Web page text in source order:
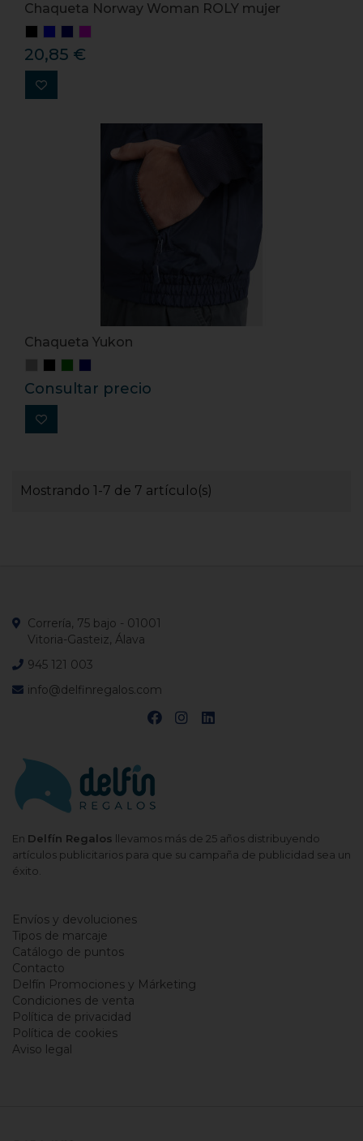
Chaqueta Norway Woman ROLY mujer
20,85 €
Chaqueta Yukon
Consultar precio
Mostrando 1-7 de 7 artículo(s)
En Delfín Regalos llevamos más de 25 años distribuyendo
artículos publicitarios para que su campaña de publicidad sea un
éxito.
Correría, 75 bajo - 01001
Vitoria-Gasteiz, Álava
945 121 003
info@delfinregalos.com
Envíos y devoluciones
Tipos de marcaje
Catálogo de puntos
Contacto
Delfín Promociones y Márketing
Condiciones de venta
Política de privacidad
Política de cookies
Aviso legal